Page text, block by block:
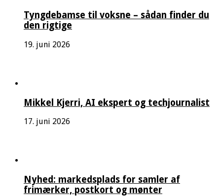
Tyngdebamse til voksne – sådan finder du
den rigtige
19. juni 2026
Mikkel Kjerri, AI ekspert og techjournalist
17. juni 2026
Nyhed: markedsplads for samler af
frimærker, postkort og mønter